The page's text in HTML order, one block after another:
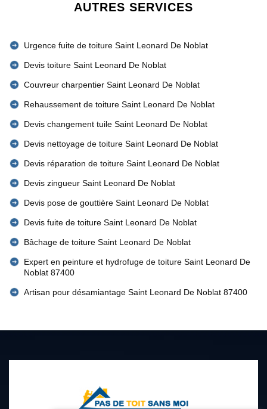
AUTRES SERVICES
Urgence fuite de toiture Saint Leonard De Noblat
Devis toiture Saint Leonard De Noblat
Couvreur charpentier Saint Leonard De Noblat
Rehaussement de toiture Saint Leonard De Noblat
Devis changement tuile Saint Leonard De Noblat
Devis nettoyage de toiture Saint Leonard De Noblat
Devis réparation de toiture Saint Leonard De Noblat
Devis zingueur Saint Leonard De Noblat
Devis pose de gouttière Saint Leonard De Noblat
Devis fuite de toiture Saint Leonard De Noblat
Bâchage de toiture Saint Leonard De Noblat
Expert en peinture et hydrofuge de toiture Saint Leonard De
Noblat 87400
Artisan pour désamiantage Saint Leonard De Noblat 87400